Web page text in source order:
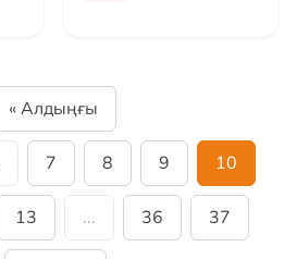
« Алдыңғы
7 8 9 10
13 ... 36 37